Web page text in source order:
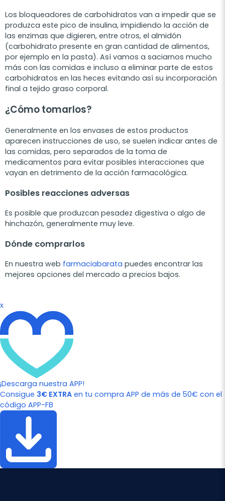
Los bloqueadores de carbohidratos van a impedir que se
produzca este pico de insulina, impidiendo la acción de
las enzimas que digieren, entre otros, el almidón
(carbohidrato presente en gran cantidad de alimentos,
por ejemplo en la pasta). Así vamos a saciarnos mucho
más con las comidas e incluso a eliminar parte de estos
carbohidratos en las heces evitando así su incorporación
final a tejido graso corporal.
¿Cómo tomarlos?
Generalmente en los envases de estos productos
aparecen instrucciones de uso, se suelen indicar antes de
las comidas, pero separados de la toma de
medicamentos para evitar posibles interacciones que
vayan en detrimento de la acción farmacológica.
Posibles reacciones adversas
Es posible que produzcan pesadez digestiva o algo de
hinchazón, generalmente muy leve.
Dónde comprarlos
En nuestra web farmaciabarata puedes encontrar las
mejores opciones del mercado a precios bajos.
x
¡Descarga nuestra APP!
Consigue 3€ EXTRA en tu compra APP de más de 50€ con el
código APP-FB